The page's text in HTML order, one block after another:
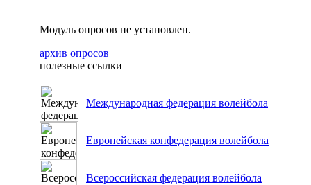
Модуль опросов не установлен.
архив опросов
полезные ссылки
Международная федерация волейбола
Европейская конфедерация волейбола
Всероссийская федерация волейбола